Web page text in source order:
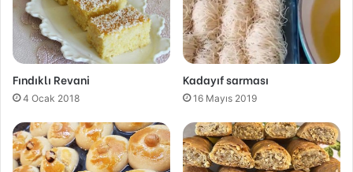
Fındıklı Revani
4 Ocak 2018
Kadayıf sarması
16 Mayıs 2019